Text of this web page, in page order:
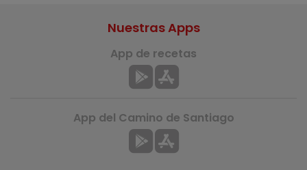
Nuestras Apps
App de recetas
App del Camino de Santiago